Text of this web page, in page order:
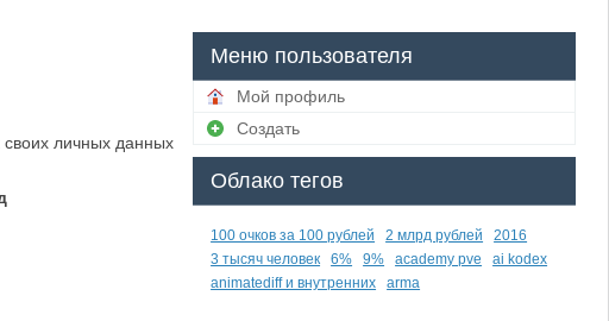
своих личных данных
Меню пользователя
Мой профиль
Создать
Облако тегов
100 очков за 100 рублей 2 млрд рублей
2016
3 тысяч человек
6% 9% academy pve
ai kodex
animatediff и внутренних
arma